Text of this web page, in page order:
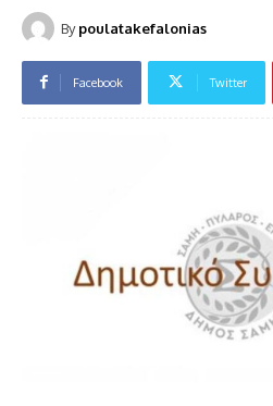
By poulatakefalonias
Facebook Twitter